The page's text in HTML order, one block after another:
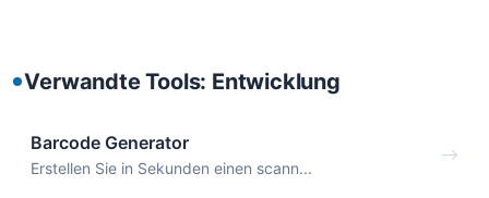
Verwandte Tools: Entwicklung
Barcode Generator
Erstellen Sie in Sekunden einen scann...